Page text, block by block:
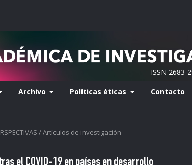
ISSN 2683-
Archivo Políticas éticas Contacto
/ Artículos de investigación